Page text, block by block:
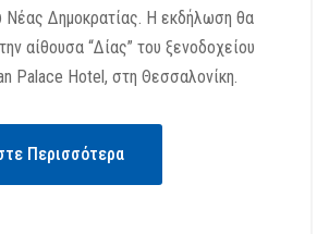
Νέας Δημοκρατίας. Η εκδήλωση θα
αίθουσα “Δίας” του ξενοδοχείου
Palace Hotel, στη Θεσσαλονίκη.
Περισσότερα